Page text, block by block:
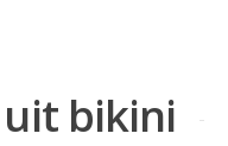
bikini